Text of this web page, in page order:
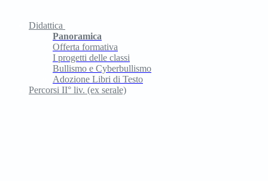
Didattica
Panoramica
Offerta formativa
I progetti delle classi
Bullismo e Cyberbullismo
Adozione Libri di Testo
Percorsi II° liv. (ex serale)